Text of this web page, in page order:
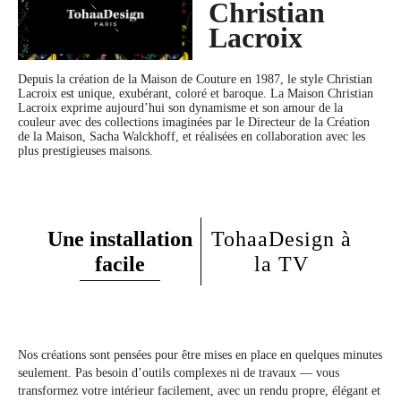
Kit de fixation: Inclus
Nos abattants s’adaptent à tous les WC standards.
Oui, tous nos abattants sont équipés d’un double frein de chute pour une descente
assistée.
Quelle est la matière des abattants TohaaDesign ?
Nos abattants sont fabriqués à partir d’un bois HD haute qualité pour sa résistance
à l’humidité et son confort thermique (moins froid en hiver).
Le montage est extrêmement simple et rapide.
Le dessous de la lunette dispose-t-il également du design ?
Christian
Lacroix
Depuis la création de la Maison de Couture en 1987, le style Christian
Lacroix est unique, exubérant, coloré et baroque. La Maison Christian
Lacroix exprime aujourd’hui son dynamisme et son amour de la
couleur avec des collections imaginées par le Directeur de la Création
de la Maison, Sacha Walckhoff, et réalisées en collaboration avec les
plus prestigieuses maisons.
Une installation
facile
TohaaDesign à
la TV
Nos créations sont pensées pour être mises en place en quelques minutes
seulement. Pas besoin d’outils complexes ni de travaux — vous
transformez votre intérieur facilement, avec un rendu propre, élégant et